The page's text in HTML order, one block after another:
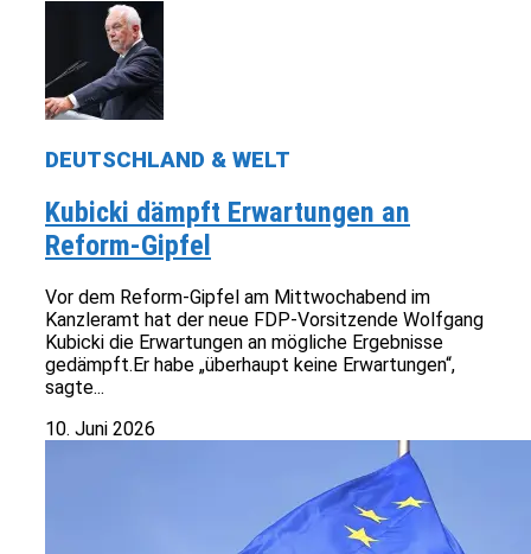
DEUTSCHLAND & WELT
Kubicki dämpft Erwartungen an
Reform-Gipfel
Vor dem Reform-Gipfel am Mittwochabend im
Kanzleramt hat der neue FDP-Vorsitzende Wolfgang
Kubicki die Erwartungen an mögliche Ergebnisse
gedämpft.Er habe „überhaupt keine Erwartungen“,
sagte...
10. Juni 2026